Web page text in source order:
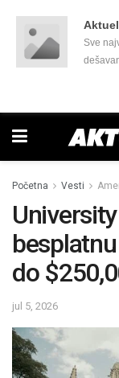
Sve
još
Početna Vesti
do
jul 5, 2026